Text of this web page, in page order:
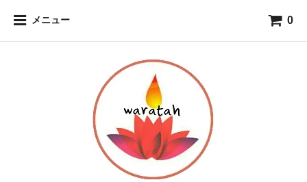
メニュー 0